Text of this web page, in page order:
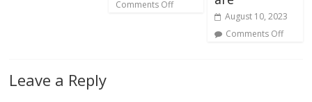
Comments Off
August 10, 2023
Comments Off
Leave a Reply